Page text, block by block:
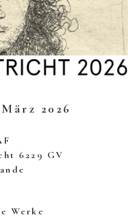
2026
6229 GV
Werke